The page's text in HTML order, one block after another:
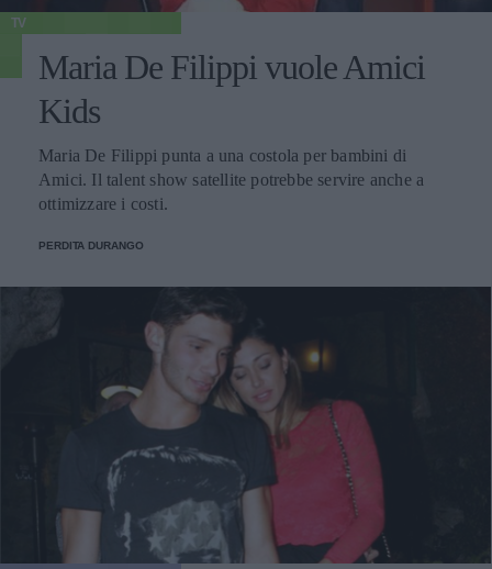
TV
Maria De Filippi vuole Amici
Kids
Maria De Filippi punta a una costola per bambini di
Amici. Il talent show satellite potrebbe servire anche a
ottimizzare i costi.
PERDITA DURANGO